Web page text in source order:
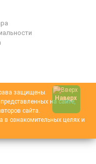
защищены.
на сайте,
сайта.
в ознакомительных целях и
Наверх